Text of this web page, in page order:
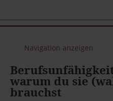
Navigation anzeigen
warum du sie
brauchst